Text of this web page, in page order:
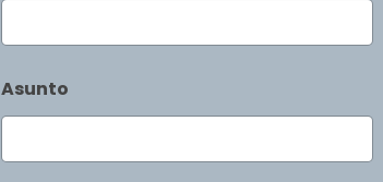
Asunto